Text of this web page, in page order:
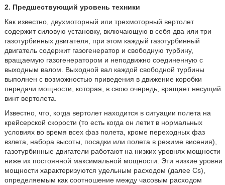
2. Предшествующий уровень техники
Как известно, двухмоторный или трехмоторный вертолет
содержит силовую установку, включающую в себя два или три
газотурбинных двигателя, при этом каждый газотурбинный
двигатель содержит газогенератор и свободную турбину,
вращаемую газогенератором и неподвижно соединенную с
выходным валом. Выходной вал каждой свободной турбины
выполнен с возможностью приведения в движение коробки
передачи мощности, которая, в свою очередь, вращает несущий
винт вертолета.
Известно, что, когда вертолет находится в ситуации полета на
крейсерской скорости (то есть когда он летит в нормальных
условиях во время всех фаз полета, кроме переходных фаз
взлета, набора высоты, посадки или полета в режиме висения),
газотурбинные двигатели работают на низких уровнях мощности
ниже их постоянной максимальной мощности. Эти низкие уровни
мощности характеризуются удельным расходом (далее Cs),
определяемым как соотношение между часовым расходом